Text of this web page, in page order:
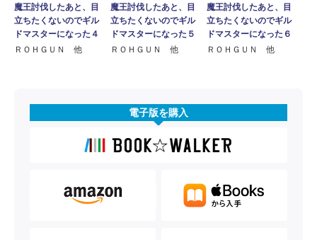
魔王討伐したあと、目
立ちたくないのでギル
ドマスターになった４
ＲＯＨＧＵＮ 他
魔王討伐したあと、目
立ちたくないのでギル
ドマスターになった５
ＲＯＨＧＵＮ 他
魔王討伐したあと、目
立ちたくないのでギル
ドマスターになった６
ＲＯＨＧＵＮ 他
電子版を購入